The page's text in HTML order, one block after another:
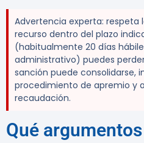
Advertencia experta: respeta
recurso dentro del plazo
(habitualmente 20 días
administrativo) puedes
sanción puede consolidarse,
procedimiento de apremio y
recaudación.
Qué